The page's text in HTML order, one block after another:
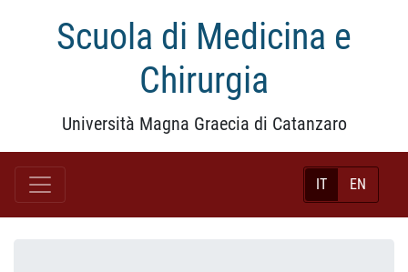
Scuola di Medicina e
Chirurgia
Università Magna Graecia di Catanzaro
IT EN